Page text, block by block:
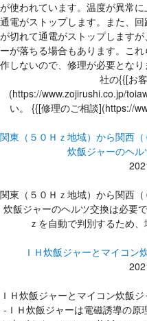
が使われています。温度が異常
通電がストップします。また、
が切れて通電がストップします
ーが落ちる場合もあります。こ
作しないので、修理が必要とな
社の{{[お
(https://www.zojirushi.co.jp/
い。 {{[修理のご相談](https://
関東（５０Ｈｚ地域）から関西（
炊飯ジャーのヘ
関東（５０Ｈｚ地域）から関西（
炊飯ジャーのヘルツ交換は必要
ｚを自動で判別するため
ＩＨ炊飯ジャーとマイコン
ＩＨ炊飯ジャーとマイコン炊飯
-ＩＨ炊飯ジャーは電磁誘導の原